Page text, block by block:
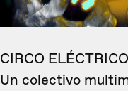
CIRCO ELÉCTRICO
Un colectivo